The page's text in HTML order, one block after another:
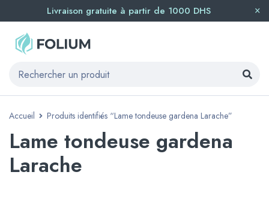
Livraison gratuite à partir de 1000 DHS
Accueil Produits identifiés “Lame tondeuse gardena Larache”
Lame tondeuse gardena
Larache